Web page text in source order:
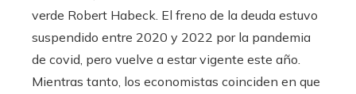
verde Robert Habeck. El freno de la deuda estuvo
suspendido entre 2020 y 2022 por la pandemia
de covid, pero vuelve a estar vigente este año.
Mientras tanto, los economistas coinciden en que